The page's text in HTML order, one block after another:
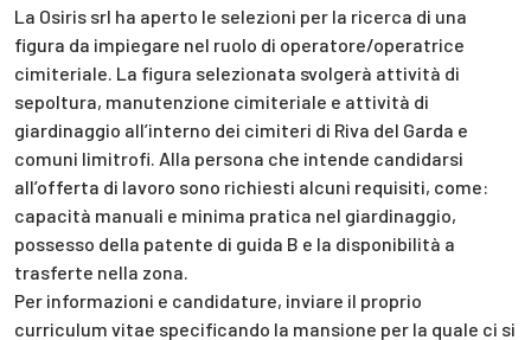
La Osiris srl ha aperto le selezioni per la ricerca di una
figura da impiegare nel ruolo di operatore/operatrice
cimiteriale. La figura selezionata svolgerà attività di
sepoltura, manutenzione cimiteriale e attività di
giardinaggio all’interno dei cimiteri di Riva del Garda e
comuni limitrofi. Alla persona che intende candidarsi
all’offerta di lavoro sono richiesti alcuni requisiti, come:
capacità manuali e minima pratica nel giardinaggio,
possesso della patente di guida B e la disponibilità a
trasferte nella zona.
Per informazioni e candidature, inviare il proprio
curriculum vitae specificando la mansione per la quale ci si